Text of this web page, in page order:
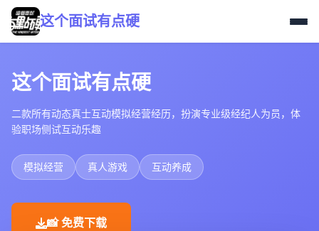
这个面试有点硬
这个面试有点硬
二款所有动态真士互动模拟经营经历，扮演专业级经纪人为员，体
验职场侧试互动乐趣
模拟经营 真人游戏 互动养成
📸 免费下载